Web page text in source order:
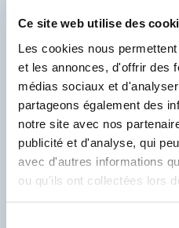
Ce site web utilise des
Les cookies nous
et les annonces, d'offrir des
médias sociaux et
partageons également des
notre site avec nos
publicité et d'analyse, qui
avec d'autres informations
ou qu'ils ont collectées lors
PDF - DOC TECHNIQUE
Client Labo Outre-Mer,
Compte Client se
commençant par un F
N° Compte
connectant grâce à